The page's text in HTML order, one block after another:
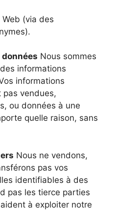
(via des
Nous sommes
informations
informations
pas vendues,
ou données à une
quelle raison, sans
Nous ne vendons,
pas vos
identifiables à des
pas les tierce parties
à exploiter notre